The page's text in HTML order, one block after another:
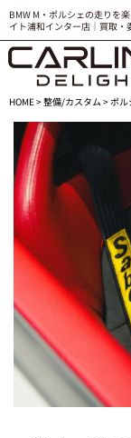
BMW M・ポルシェの走りを
イト浦和インター店｜買取
HOME>整備/カスタム> ポ